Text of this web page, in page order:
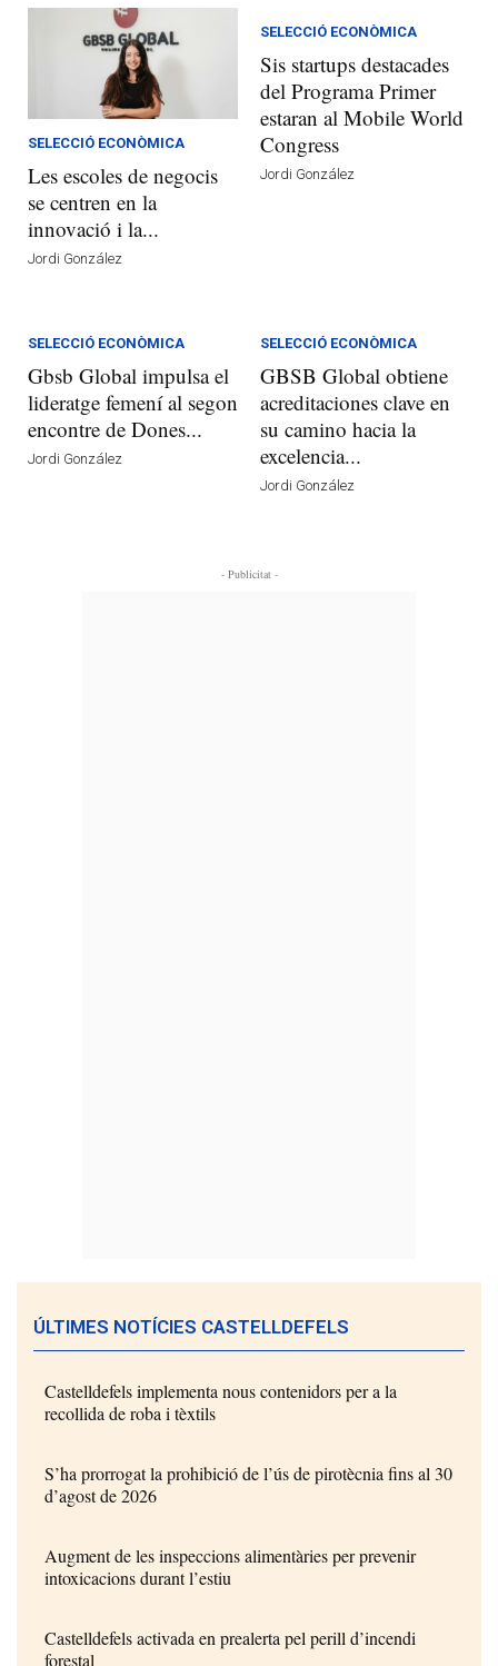
SELECCIÓ ECONÒMICA
Les escoles de negocis
se centren en la
innovació i la...
Jordi González
SELECCIÓ ECONÒMICA
Sis startups destacades
del Programa Primer
estaran al Mobile World
Congress
Jordi González
SELECCIÓ ECONÒMICA
Gbsb Global impulsa el
lideratge femení al segon
encontre de Dones...
Jordi González
SELECCIÓ ECONÒMICA
GBSB Global obtiene
acreditaciones clave en
su camino hacia la
excelencia...
Jordi González
- Publicitat -
ÚLTIMES NOTÍCIES CASTELLDEFELS
Castelldefels implementa nous contenidors per a la
recollida de roba i tèxtils
S’ha prorrogat la prohibició de l’ús de pirotècnia fins al 30
d’agost de 2026
Augment de les inspeccions alimentàries per prevenir
intoxicacions durant l’estiu
Castelldefels activada en prealerta pel perill d’incendi
forestal